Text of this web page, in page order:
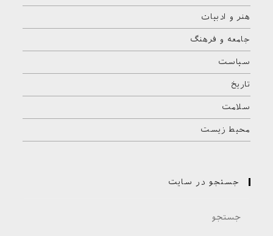
هنر و ادبیات
جامعه و فرهنگ
سیاست
تاریخ
سلامت
محیط زیست
جستجو در سایت